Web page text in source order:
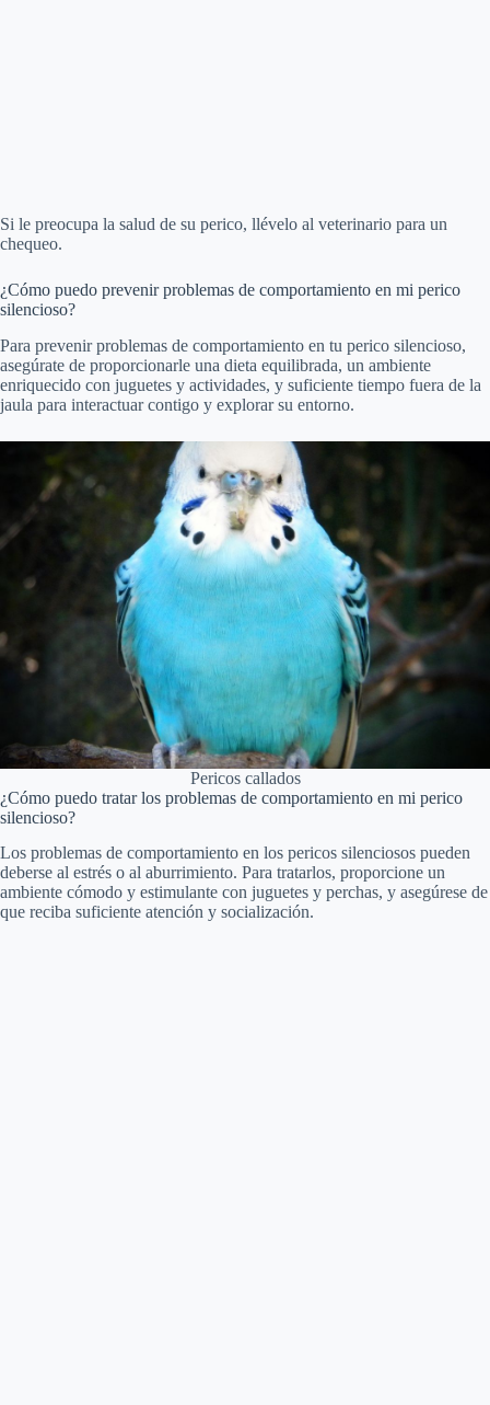
Si le preocupa la salud de su perico, llévelo al veterinario para un
chequeo.
¿Cómo puedo prevenir problemas de comportamiento en mi perico
silencioso?
Para prevenir problemas de comportamiento en tu perico silencioso,
asegúrate de proporcionarle una dieta equilibrada, un ambiente
enriquecido con juguetes y actividades, y suficiente tiempo fuera de la
jaula para interactuar contigo y explorar su entorno.
Pericos callados
¿Cómo puedo tratar los problemas de comportamiento en mi perico
silencioso?
Los problemas de comportamiento en los pericos silenciosos pueden
deberse al estrés o al aburrimiento. Para tratarlos, proporcione un
ambiente cómodo y estimulante con juguetes y perchas, y asegúrese de
que reciba suficiente atención y socialización.